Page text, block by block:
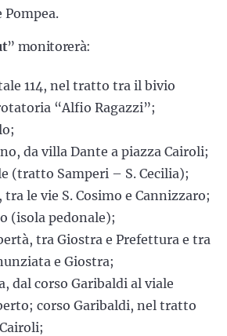
Pompea.
” monitorerà:
114, nel tratto tra il bivio
“Alfio Ragazzi”;
da villa Dante a piazza Cairoli;
(tratto Samperi – S. Cecilia);
tra le vie S. Cosimo e Cannizzaro;
(isola pedonale);
tra Giostra e Prefettura e tra
e Giostra;
dal corso Garibaldi al viale
corso Garibaldi, nel tratto